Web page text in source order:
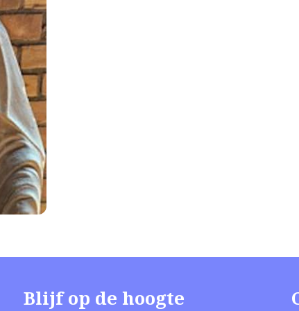
Blijf op de hoogte